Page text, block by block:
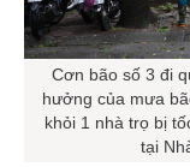
Cơn bão số 3 đi
hưởng của mưa
khỏi 1 nhà trọ bị
tại